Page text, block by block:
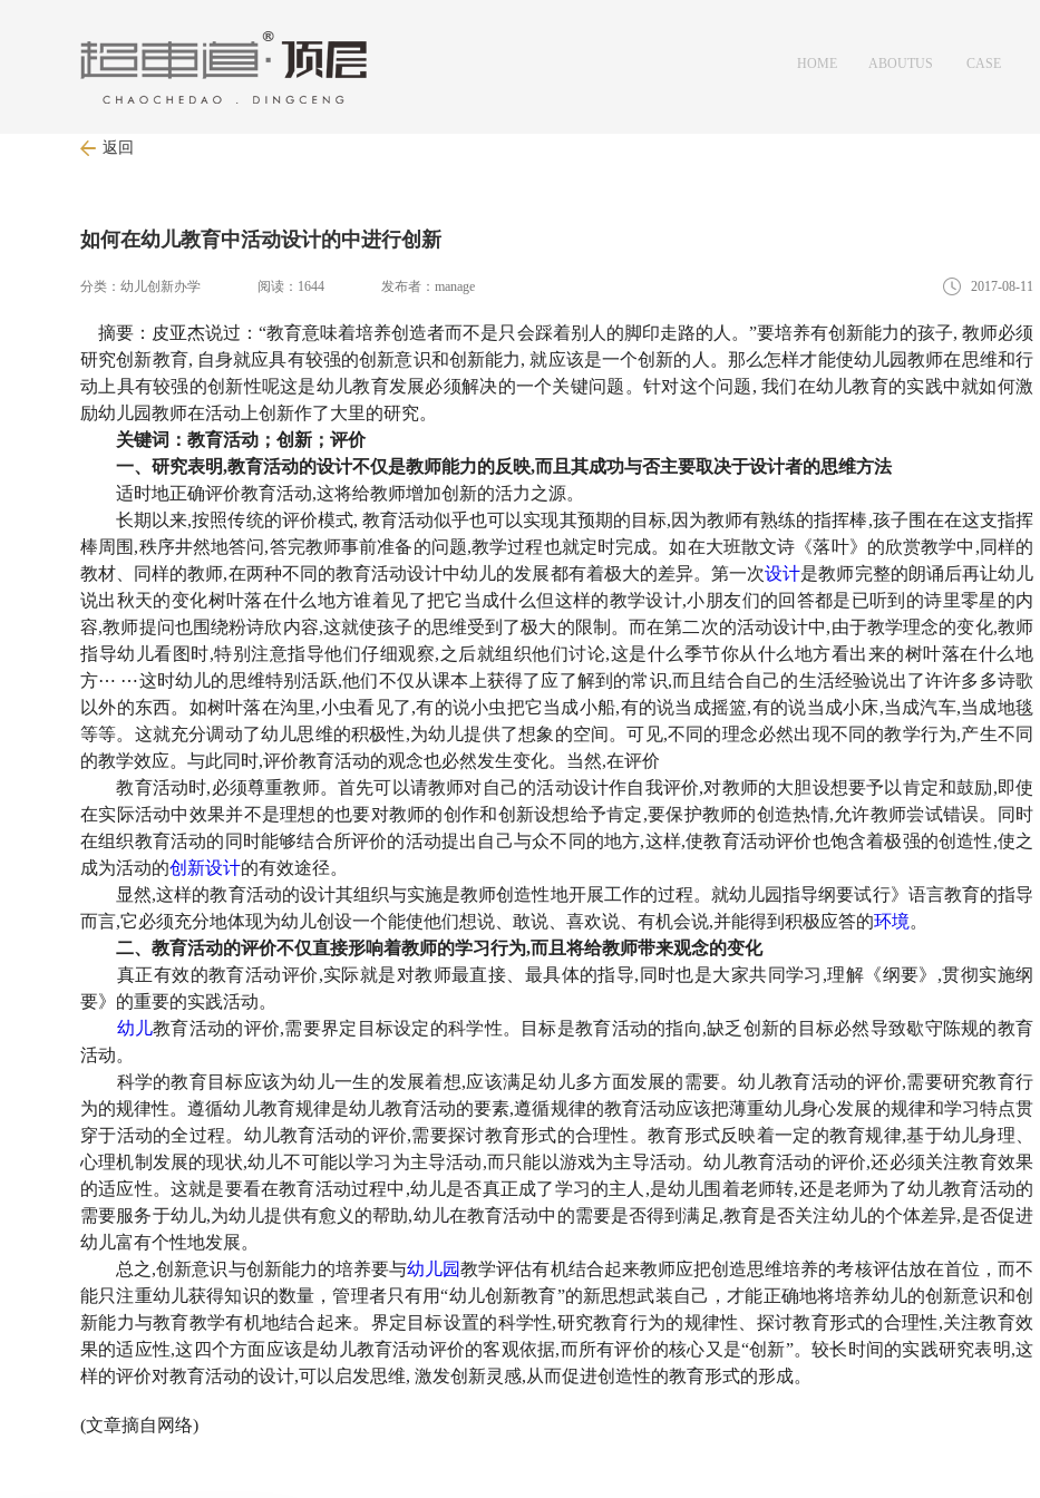
HOME ABOUTUS CASE
返回
如何在幼儿教育中活动设计的中进行创新
2017-08-11
分类：幼儿创新办学 阅读：1644 发布者：manage
摘要：皮亚杰说过：“教育意味着培养创造者而不是只会踩着别人的脚印走路的人。”要培养有创新能力的孩子, 教师必须
研究创新教育, 自身就应具有较强的创新意识和创新能力, 就应该是一个创新的人。那么怎样才能使幼儿园教师在思维和行
动上具有较强的创新性呢这是幼儿教育发展必须解决的一个关键问题。针对这个问题, 我们在幼儿教育的实践中就如何激
励幼儿园教师在活动上创新作了大里的研究。
关键词：教育活动；创新；评价
一、研究表明,教育活动的设计不仅是教师能力的反映,而且其成功与否主要取决于设计者的思维方法
适时地正确评价教育活动,这将给教师增加创新的活力之源。
长期以来,按照传统的评价模式, 教育活动似乎也可以实现其预期的目标,因为教师有熟练的指挥棒,孩子围在在这支指挥
棒周围,秩序井然地答问,答完教师事前准备的问题,教学过程也就定时完成。如在大班散文诗《落叶》的欣赏教学中,同样的
教材、同样的教师,在两种不同的教育活动设计中幼儿的发展都有着极大的差异。第一次设计是教师完整的朗诵后再让幼儿
说出秋天的变化树叶落在什么地方谁着见了把它当成什么但这样的教学设计,小朋友们的回答都是已听到的诗里零星的内
容,教师提问也围绕粉诗欣内容,这就使孩子的思维受到了极大的限制。而在第二次的活动设计中,由于教学理念的变化,教师
指导幼儿看图时,特别注意指导他们仔细观察,之后就组织他们讨论,这是什么季节你从什么地方看出来的树叶落在什么地
方⋯ ⋯这时幼儿的思维特别活跃,他们不仅从课本上获得了应了解到的常识,而且结合自己的生活经验说出了许许多多诗歌
以外的东西。如树叶落在沟里,小虫看见了,有的说小虫把它当成小船,有的说当成摇篮,有的说当成小床,当成汽车,当成地毯
等等。这就充分调动了幼儿思维的积极性,为幼儿提供了想象的空间。可见,不同的理念必然出现不同的教学行为,产生不同
的教学效应。与此同时,评价教育活动的观念也必然发生变化。当然,在评价
教育活动时,必须尊重教师。首先可以请教师对自己的活动设计作自我评价,对教师的大胆设想要予以肯定和鼓励,即使
在实际活动中效果并不是理想的也要对教师的创作和创新设想给予肯定,要保护教师的创造热情,允许教师尝试错误。同时
在组织教育活动的同时能够结合所评价的活动提出自己与众不同的地方,这样,使教育活动评价也饱含着极强的创造性,使之
成为活动的创新设计的有效途径。
显然,这样的教育活动的设计其组织与实施是教师创造性地开展工作的过程。就幼儿园指导纲要试行》语言教育的指导
而言,它必须充分地体现为幼儿创设一个能使他们想说、敢说、喜欢说、有机会说,并能得到积极应答的环境。
二、教育活动的评价不仅直接形响着教师的学习行为,而且将给教师带来观念的变化
真正有效的教育活动评价,实际就是对教师最直接、最具体的指导,同时也是大家共同学习,理解《纲要》,贯彻实施纲
要》的重要的实践活动。
幼儿教育活动的评价,需要界定目标设定的科学性。目标是教育活动的指向,缺乏创新的目标必然导致歇守陈规的教育
活动。
科学的教育目标应该为幼儿一生的发展着想,应该满足幼儿多方面发展的需要。幼儿教育活动的评价,需要研究教育行
为的规律性。遵循幼儿教育规律是幼儿教育活动的要素,遵循规律的教育活动应该把薄重幼儿身心发展的规律和学习特点贯
穿于活动的全过程。幼儿教育活动的评价,需要探讨教育形式的合理性。教育形式反映着一定的教育规律,基于幼儿身理、
心理机制发展的现状,幼儿不可能以学习为主导活动,而只能以游戏为主导活动。幼儿教育活动的评价,还必须关注教育效果
的适应性。这就是要看在教育活动过程中,幼儿是否真正成了学习的主人,是幼儿围着老师转,还是老师为了幼儿教育活动的
需要服务于幼儿,为幼儿提供有愈义的帮助,幼儿在教育活动中的需要是否得到满足,教育是否关注幼儿的个体差异,是否促进
幼儿富有个性地发展。
总之,创新意识与创新能力的培养要与幼儿园教学评估有机结合起来教师应把创造思维培养的考核评估放在首位，而不
能只注重幼儿获得知识的数量，管理者只有用“幼儿创新教育”的新思想武装自己，才能正确地将培养幼儿的创新意识和创
新能力与教育教学有机地结合起来。界定目标设置的科学性,研究教育行为的规律性、探讨教育形式的合理性,关注教育效
果的适应性,这四个方面应该是幼儿教育活动评价的客观依据,而所有评价的核心又是“创新”。较长时间的实践研究表明,这
样的评价对教育活动的设计,可以启发思维, 激发创新灵感,从而促进创造性的教育形式的形成。
(文章摘自网络)